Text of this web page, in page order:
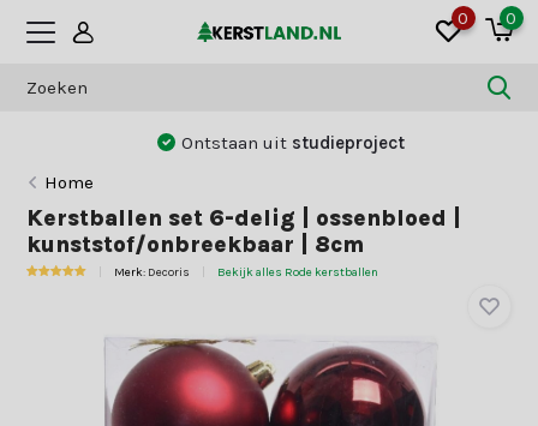
0 0
Ontstaan uitstudieproject
Home
Kerstballen set 6-delig | ossenbloed |
kunststof/onbreekbaar | 8cm
Merk: Decoris Bekijk alles Rode kerstballen